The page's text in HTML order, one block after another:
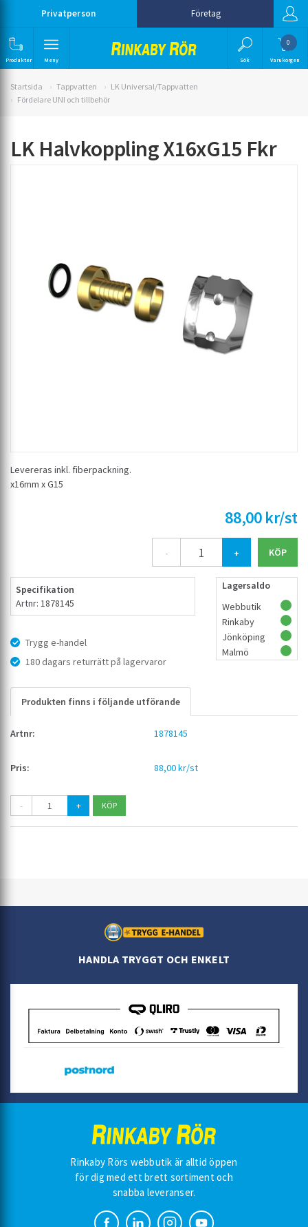
Privatperson Företag
Produkter Meny Sök
0
Varukorgen
Startsida Tappvatten
LK Universal/Tappvatten
Fördelare UNI och tillbehör
LK Halvkoppling X16xG15 Fkr
Levereras inkl. fiberpackning.
x16mm x G15
88,00 kr/st
- +
Specifikation
Artnr: 1878145
Trygg e-handel
180 dagars returrätt på lagervaror
Lagersaldo
Webbutik
Rinkaby
Jönköping
Malmö
Produkten finns i följande utförande
1878145
88,00 kr/st
- +
HANDLA TRYGGT OCH ENKELT
Rinkaby Rörs webbutik är alltid öppen
för dig med ett brett sortiment och
snabba leveranser.